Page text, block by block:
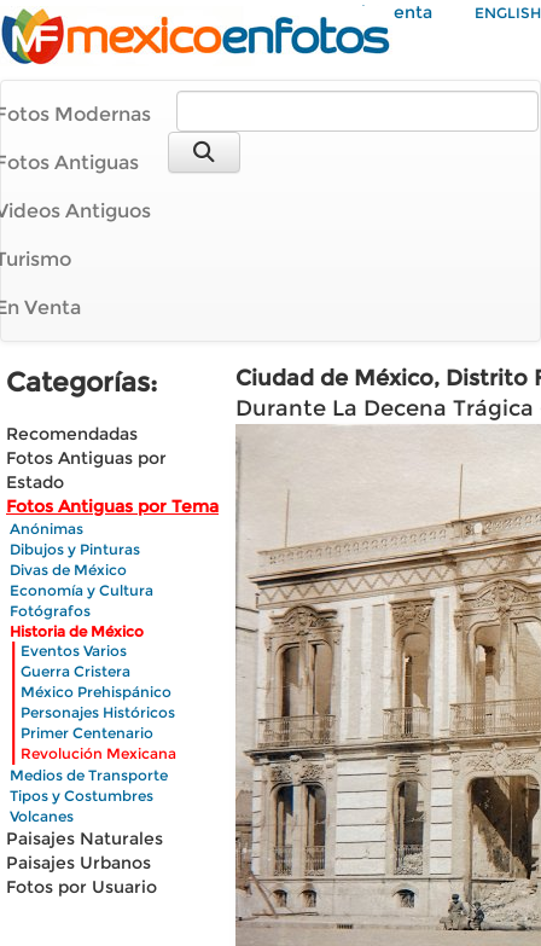
Mi Cuenta ENGLISH
Modernas
Antiguas
Antiguos
Venta
Categorías:
Recomendadas
Fotos Antiguas por
Estado
Fotos Antiguas por Tema
Anónimas
Dibujos y Pinturas
Divas de México
Economía y Cultura
Fotógrafos
Historia de México
| Eventos Varios
Guerra Cristera
México Prehispánico
Personajes Históricos
Primer Centenario
Revolución Mexicana
Medios de Transporte
Tipos y Costumbres
Volcanes
Paisajes Naturales
Paisajes Urbanos
Fotos por Usuario
Ciudad de México, Distrito
Durante La Decena Trágica